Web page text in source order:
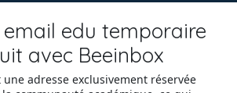
email edu temporaire
avec Beeinbox
adresse exclusivement réservée